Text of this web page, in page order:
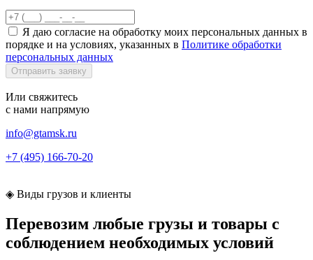
Я даю согласие на обработку моих персональных данных в
порядке и на условиях, указанных в Политике обработки
персональных данных
Отправить заявку
Или свяжитесь
с нами напрямую
info@gtamsk.ru
+7 (495) 166-70-20
◈ Виды грузов и клиенты
Перевозим любые грузы и товары с
соблюдением необходимых условий